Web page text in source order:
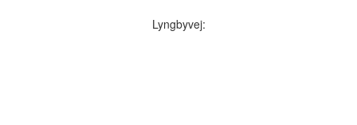
Lyngbyvej: